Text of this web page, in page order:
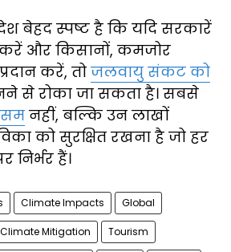
बेहद स्पष्ट है कि यदि सरकारें
और किसानों, कमजोर
करें, तो जलवायु संकट को
से रोका जा सकता है। सबसे
नहीं, बल्कि उन लाखों
को सुरक्षित रखना है जो हर
निर्भर हैं।
Climate Impacts Global
Climate Mitigation Tourism